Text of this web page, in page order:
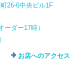
26-6中央ビル1F
ーダー17時）
お店へのアクセス